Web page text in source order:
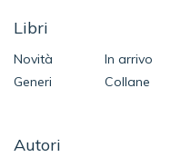
Libri
Novità
In arrivo
Generi
Collane
Autori